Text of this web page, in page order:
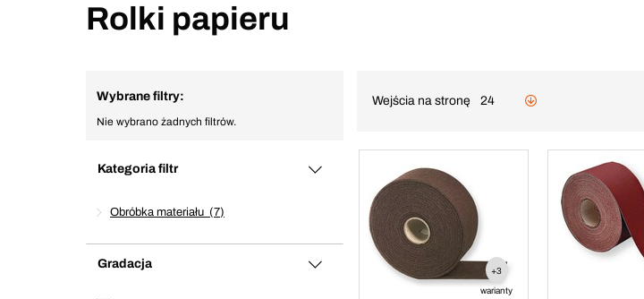
Rolki papieru
Wybrane filtry:
Nie wybrano żadnych filtrów.
Kategoria filtr
Obróbka materiału 7
Gradacja
Wejścia na stronę 24
+3
warianty